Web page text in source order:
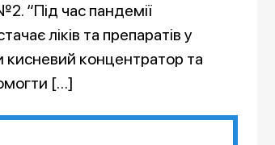
“Під час пандемії
ліків та препаратів у
кисневий концентратор та
[…]